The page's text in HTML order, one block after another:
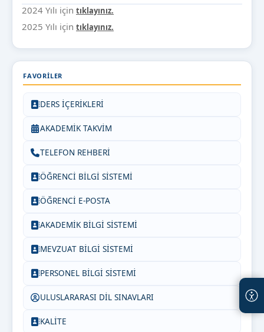
2024 Yılı için tıklayınız.
2025 Yılı için tıklayınız.
FAVORILER
DERS İÇERİKLERİ
AKADEMİK TAKVİM
TELEFON REHBERİ
ÖĞRENCİ BİLGİ SİSTEMİ
ÖĞRENCİ E-POSTA
AKADEMİK BİLGİ SİSTEMİ
MEVZUAT BİLGİ SİSTEMİ
PERSONEL BİLGİ SİSTEMİ
ULUSLARARASI DİL SINAVLARI
KALİTE